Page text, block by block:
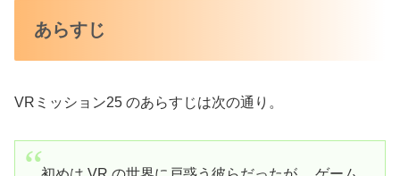
あらすじ
VRミッション25 のあらすじは次の通り。